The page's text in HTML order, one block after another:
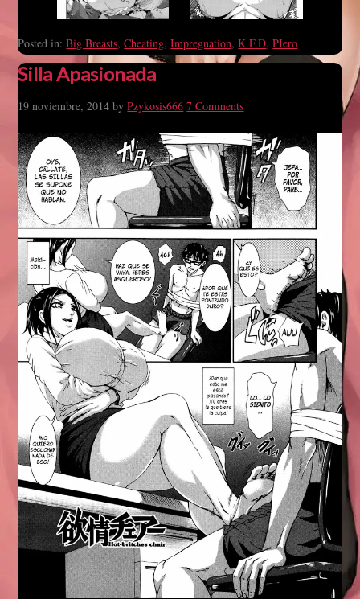
Posted in:Big Breasts,Cheating,Impregnation,K.F.D,PIero
Silla Apasionada
19 noviembre, 2014 byPzykosis666 7 Comments